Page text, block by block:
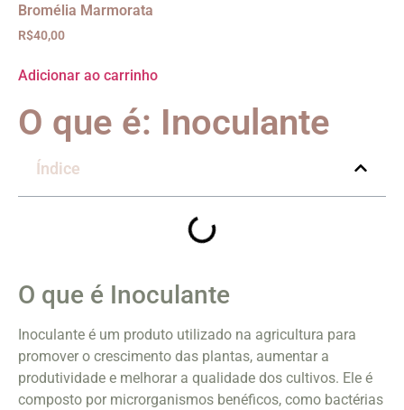
Bromélia Marmorata
R$40,00
Adicionar ao carrinho
O que é: Inoculante
Índice
O que é Inoculante
Inoculante é um produto utilizado na agricultura para
promover o crescimento das plantas, aumentar a
produtividade e melhorar a qualidade dos cultivos. Ele é
composto por microrganismos benéficos, como bactérias